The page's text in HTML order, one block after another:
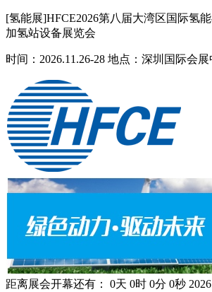
[氢能展]HFCE2026第八届大湾区国际氢
加氢站设备展览会
时间：2026.11.26-28 地点：深圳国际会展
距离展会开幕还有： 0天 0时 0分 0秒